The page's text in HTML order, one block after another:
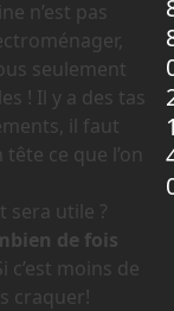
n’est pas
seulement
! Il y a des tas
il faut
ce que l’on
sera utile ?
de fois
c’est moins de
craquer!